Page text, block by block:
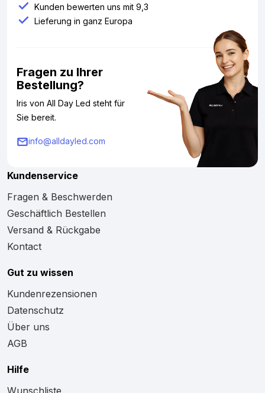
Kunden bewerten uns mit 9,3
Lieferung in ganz Europa
Fragen zu Ihrer
Bestellung?
Iris von All Day Led steht für
Sie bereit.
info@alldayled.com
Kundenservice
Fragen & Beschwerden
Geschäftlich Bestellen
Versand & Rückgabe
Kontact
Gut zu wissen
Kundenrezensionen
Datenschutz
Über uns
AGB
Hilfe
Wunschliste